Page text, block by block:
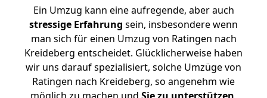
Ein Umzug kann eine aufregende, aber auch
stressige Erfahrung sein, insbesondere wenn
man sich für einen Umzug von Ratingen nach
Kreideberg entscheidet. Glücklicherweise haben
wir uns darauf spezialisiert, solche Umzüge von
Ratingen nach Kreideberg, so angenehm wie